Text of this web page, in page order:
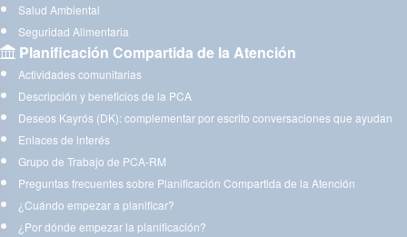
Salud Ambiental
Seguridad Alimentaria
Planificación Compartida de la Atención
Actividades comunitarias
Descripción y beneficios de la PCA
Deseos Kayrós (DK): complementar por escrito conversaciones que ayudan
Enlaces de interés
Grupo de Trabajo de PCA-RM
Preguntas frecuentes sobre Planificación Compartida de la Atención
¿Cuándo empezar a planificar?
¿Por dónde empezar la planificación?